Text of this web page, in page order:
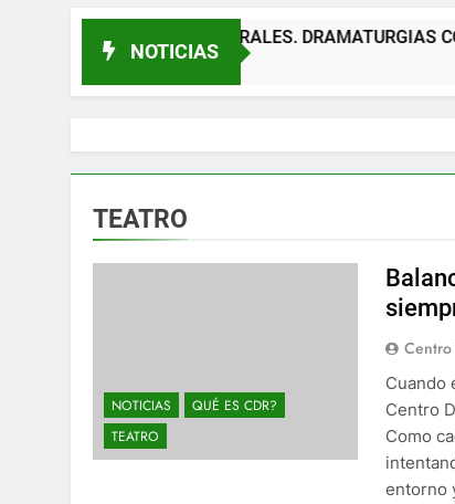
NOTICIAS
TEATRALES. DRAMATURGIAS CONTEMPORÁNEAS
TEATRO
NOTICIAS
QUÉ ES CDR?
TEATRO
Centro
Cuando
Centro
Como
entorno